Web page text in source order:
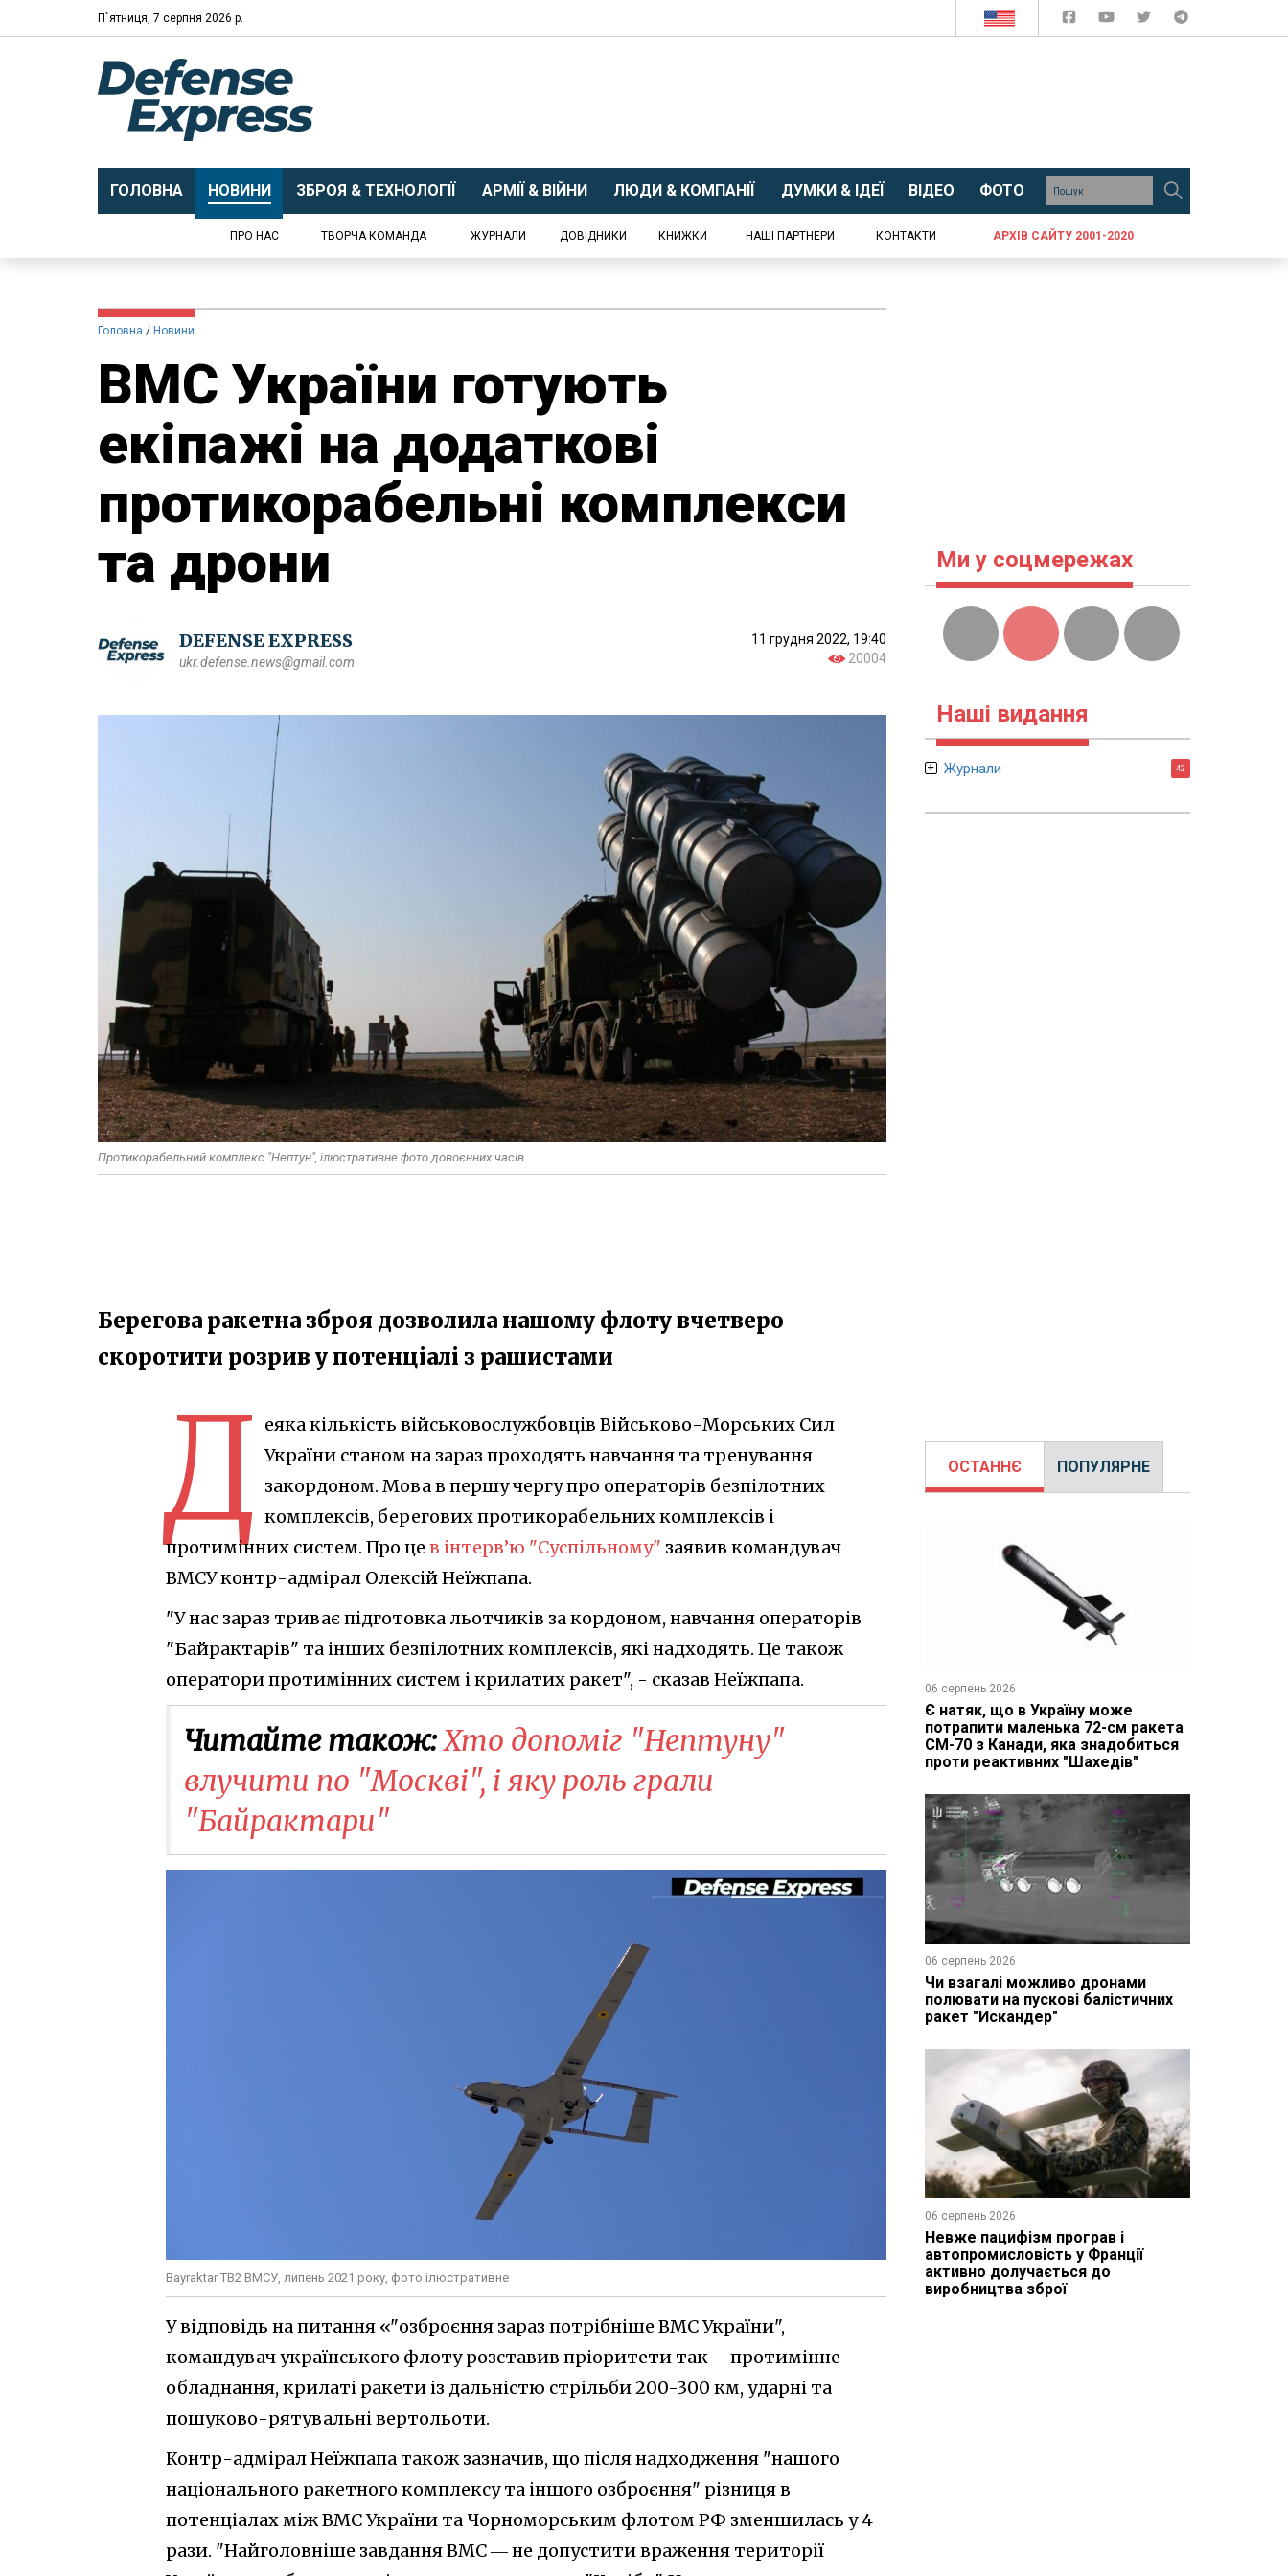
П`ятниця, 7 серпня 2026 р.
ГОЛОВНА НОВИНИ ЗБРОЯ & ТЕХНОЛОГІЇ АРМІЇ & ВІЙНИ ЛЮДИ & КОМПАНІЇ ДУМКИ & ІДЕЇ ВІДЕО ФОТО
ПРО НАС ТВОРЧА КОМАНДА ЖУРНАЛИ ДОВІДНИКИ КНИЖКИ НАШІ ПАРТНЕРИ КОНТАКТИ АРХІВ САЙТУ 2001-2020
Головна Новини
ВМС України готують
екіпажі на додаткові
протикорабельні комплекси
та дрони
DEFENSE EXPRESS
ukr.defense.news@gmail.com
11 грудня 2022, 19:40
20004
Протикорабельний комплекс "Нептун", ілюстративне фото довоєнних часів
Берегова ракетна зброя дозволила нашому флоту вчетверо
скоротити розрив у потенціалі з рашистами
Д еяка кількість військовослужбовців Військово-Морських Сил
України станом на зараз проходять навчання та тренування
закордоном. Мова в першу чергу про операторів безпілотних
комплексів, берегових протикорабельних комплексів і
протимінних систем. Про це в інтерв’ю "Суспільному" заявив командувач
ВМСУ контр-адмірал Олексій Неїжпапа.
"У нас зараз триває підготовка льотчиків за кордоном, навчання операторів
"Байрактарів" та інших безпілотних комплексів, які надходять. Це також
оператори протимінних систем і крилатих ракет", - сказав Неїжпапа.
Читайте також:Хто допоміг "Нептуну"
влучити по "Москві", і яку роль грали
"Байрактари"
Bayraktar TB2 ВМСУ, липень 2021 року, фото ілюстративне
У відповідь на питання «"озброєння зараз потрібніше ВМС України",
командувач українського флоту розставив пріоритети так – протимінне
обладнання, крилаті ракети із дальністю стрільби 200-300 км, ударні та
пошуково-рятувальні вертольоти.
Контр-адмірал Неїжпапа також зазначив, що після надходження "нашого
національного ракетного комплексу та іншого озброєння" різниця в
потенціалах між ВМС України та Чорноморським флотом РФ зменшилась у 4
рази. "Найголовніше завдання ВМС ― не допустити враження території
Ми у соцмережах
Наші видання
Журнали 42
ОСТАННЄ ПОПУЛЯРНЕ
06 серпень 2026
Є натяк, що в Україну може
потрапити маленька 72-см ракета
CM-70 з Канади, яка знадобиться
проти реактивних "Шахедів"
06 серпень 2026
Чи взагалі можливо дронами
полювати на пускові балістичних
ракет "Искандер"
06 серпень 2026
Невже пацифізм програв і
автопромисловість у Франції
активно долучається до
виробництва зброї